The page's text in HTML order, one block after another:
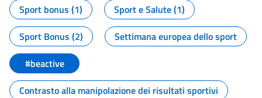
Sport bonus (1)
Sport e Salute (1)
Sport Bonus (2)
Settimana europea dello sport
#beactive
Contrasto alla manipolazione dei risultati sportivi